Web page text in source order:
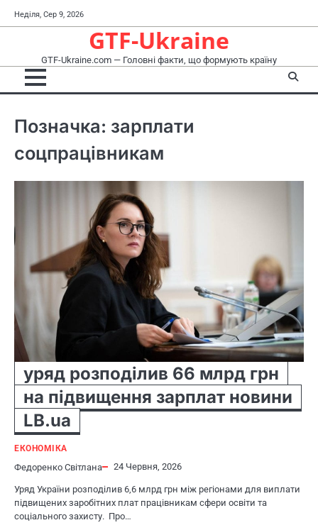
до
Неділя, Сер 9, 2026
GTF-Ukraine
GTF-Ukraine.com — Головні факти, що формують країну
Позначка: зарплати
соцпрацівникам
уряд розподілив 66 млрд грн
на підвищення зарплат новини
LB.ua
ЕКОНОМІКА
Федоренко Світлана 24 Червня, 2026
Уряд України розподілив 6,6 млрд грн між регіонами для виплати
підвищених заробітних плат працівникам сфери освіти та
соціального захисту. Про…